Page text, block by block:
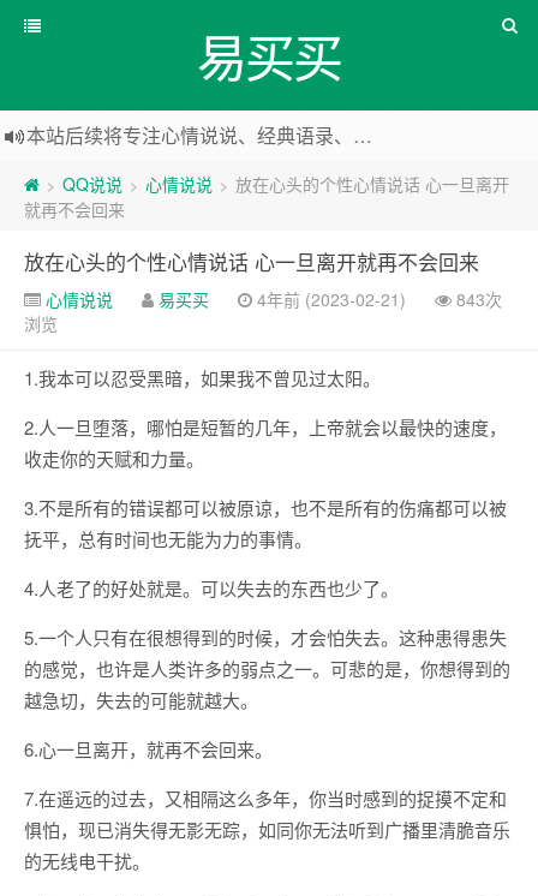
易买买
本站后续将专注心情说说、经典语录、心情随笔等
本站改版，下架友情链接
> QQ说说 > 心情说说 > 放在心头的个性心情说话 心一旦离开
就再不会回来
放在心头的个性心情说话 心一旦离开就再不会回来
心情说说 易买买 4年前 (2023-02-21)
843次
浏览
1.我本可以忍受黑暗，如果我不曾见过太阳。
2.人一旦堕落，哪怕是短暂的几年，上帝就会以最快的速度，
收走你的天赋和力量。
3.不是所有的错误都可以被原谅，也不是所有的伤痛都可以被
抚平，总有时间也无能为力的事情。
4.人老了的好处就是。可以失去的东西也少了。
5.一个人只有在很想得到的时候，才会怕失去。这种患得患失
的感觉，也许是人类许多的弱点之一。可悲的是，你想得到的
越急切，失去的可能就越大。
6.心一旦离开，就再不会回来。
7.在遥远的过去，又相隔这么多年，你当时感到的捉摸不定和
惧怕，现已消失得无影无踪，如同你无法听到广播里清脆音乐
的无线电干扰。